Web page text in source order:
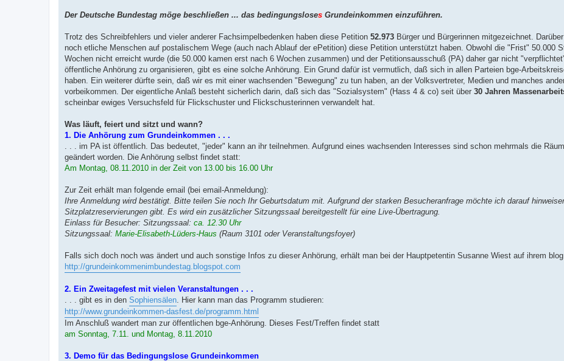
Der Deutsche Bundestag möge beschließen ... das bedingungsloses Grundeinkommen einzuführen.
Trotz des Schreibfehlers und vieler anderer Fachsimpelbedenken haben diese Petition 52.973 Bürger und Bürgerinnen mitgezeichnet.
noch etliche Menschen auf postalischem Wege (auch nach Ablauf der ePetition) diese Petition unterstützt haben. Obwohl die "Frist" 50.000
Wochen nicht erreicht wurde (die 50.000 kamen erst nach 6 Wochen zusammen) und der Petitionsausschuß (PA) daher gar nicht
öffentliche Anhörung zu organisieren, gibt es eine solche Anhörung. Ein Grund dafür ist vermutlich, daß sich in allen Parteien bge-
haben. Ein weiterer dürfte sein, daß wir es mit einer wachsenden "Bewegung" zu tun haben, an der Volksvertreter, Medien und manches
vorbeikommen. Der eigentliche Anlaß besteht sicherlich darin, daß sich das "Sozialsystem" (Hass 4 & co) seit über 30 Jahren
scheinbar ewiges Versuchsfeld für Flickschuster und Flickschusterinnen verwandelt hat.
Was läuft, feiert und sitzt und wann?
1. Die Anhörung zum Grundeinkommen . . .
. . . im PA ist öffentlich. Das bedeutet, "jeder" kann an ihr teilnehmen. Aufgrund eines wachsenden Interesses sind schon mehrmals die
geändert worden. Die Anhörung selbst findet statt:
Am Montag, 08.11.2010 in der Zeit von 13.00 bis 16.00 Uhr
Zur Zeit erhält man folgende email (bei email-Anmeldung):
Ihre Anmeldung wird bestätigt. Bitte teilen Sie noch Ihr Geburtsdatum mit. Aufgrund der starken Besucheranfrage möchte ich darauf
Sitzplatzreservierungen gibt. Es wird ein zusätzlicher Sitzungssaal bereitgestellt für eine Live-Übertragung.
Einlass für Besucher: Sitzungssaal: ca. 12.30 Uhr
Sitzungssaal: Marie-Elisabeth-Lüders-Haus (Raum 3101 oder Veranstaltungsfoyer)
Falls sich doch noch was ändert und auch sonstige Infos zu dieser Anhörung, erhält man bei der Hauptpetentin Susanne Wiest auf ihrem blog
http://grundeinkommenimbundestag.blogspot.com
2. Ein Zweitagefest mit vielen Veranstaltungen . . .
. . . gibt es in den Sophiensälen . Hier kann man das Programm studieren:
http://www.grundeinkommen-dasfest.de/programm.html
Im Anschluß wandert man zur öffentlichen bge-Anhörung. Dieses Fest/Treffen findet statt
am Sonntag, 7.11. und Montag, 8.11.2010
3. Demo für das Bedingungslose Grundeinkommen